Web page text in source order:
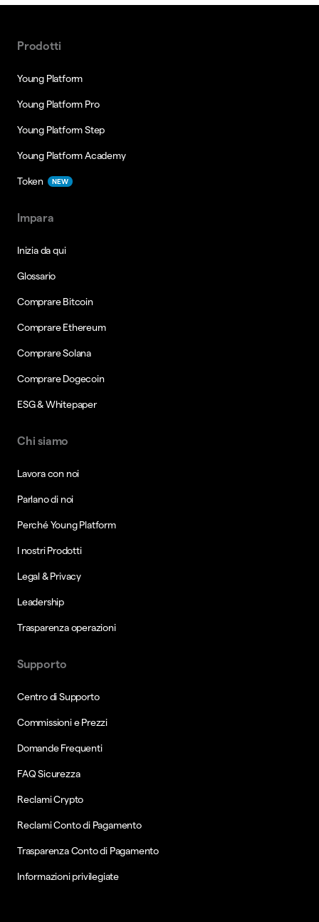
Prodotti
Young Platform
Young Platform Pro
Young Platform Step
Young Platform Academy
Token NEW
Impara
Inizia da qui
Glossario
Comprare Bitcoin
Comprare Ethereum
Comprare Solana
Comprare Dogecoin
ESG & Whitepaper
Chi siamo
Lavora con noi
Parlano di noi
Perché Young Platform
I nostri Prodotti
Legal & Privacy
Leadership
Trasparenza operazioni
Supporto
Centro di Supporto
Commissioni e Prezzi
Domande Frequenti
FAQ Sicurezza
Reclami Crypto
Reclami Conto di Pagamento
Trasparenza Conto di Pagamento
Informazioni privilegiate